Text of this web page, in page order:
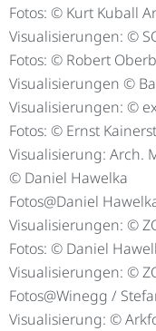
Fotos: © Kurt Kuball
Visualisierungen: ©
Fotos: © Robert
Visualisierungen ©
Visualisierungen: ©
Fotos: © Ernst
Visualisierung: Arch.
© Daniel Hawelka
Fotos@Daniel
Visualisierungen: ©
Fotos: © Daniel
Visualisierungen: ©
Fotos@Winegg /
Visualisierung: ©